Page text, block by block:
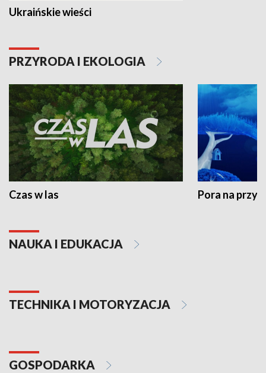
Ukraińskie wieści
PRZYRODA I EKOLOGIA
Czas w las Pora na
NAUKA I EDUKACJA
TECHNIKA I MOTORYZACJA
GOSPODARKA